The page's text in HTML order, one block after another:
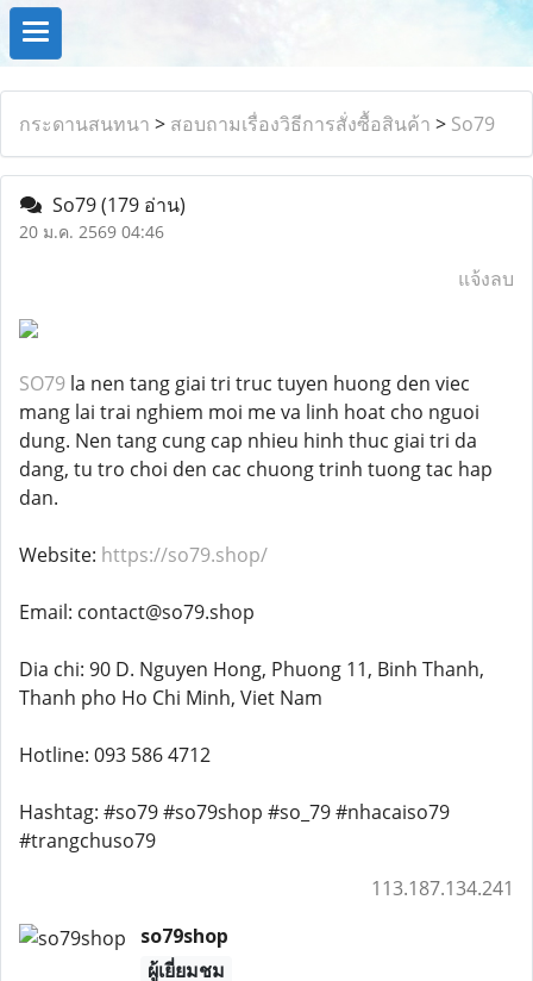
กระดานสนทนา > สอบถามเรื่องวิธีการสั่งซื้อสินค้า > So79
So79(179 อ่าน)
20 ม.ค. 2569 04:46
แจ้งลบ
SO79 la nen tang giai tri truc tuyen huong den viec
mang lai trai nghiem moi me va linh hoat cho nguoi
dung. Nen tang cung cap nhieu hinh thuc giai tri da
dang, tu tro choi den cac chuong trinh tuong tac hap
dan.
Website: https://so79.shop/
Email: contact@so79.shop
Dia chi: 90 D. Nguyen Hong, Phuong 11, Binh Thanh,
Thanh pho Ho Chi Minh, Viet Nam
Hotline: 093 586 4712
Hashtag: #so79 #so79shop #so_79 #nhacaiso79
#trangchuso79
113.187.134.241
so79shop
ผู้เยี่ยมชม